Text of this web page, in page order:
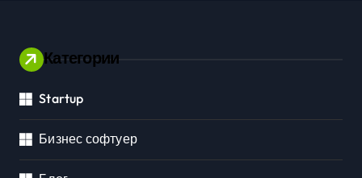
Категории
Startup
Бизнес софтуер